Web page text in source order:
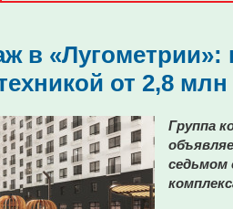
в «Лугометрии»:
от 2,8 млн
Группа
седьмом